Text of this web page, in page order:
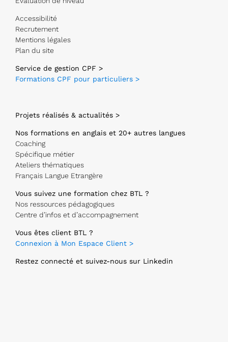
Accessibilité
Recrutement
Mentions légales
Plan du site
Service de gestion CPF >
Formations CPF pour particuliers >
Projets réalisés & actualités >
Nos formations en anglais et 20+ autres langues
Coaching
Spécifique métier
Ateliers thématiques
Français Langue Etrangère
Vous suivez une formation chez BTL ?
Nos ressources pédagogiques
Centre d’infos et d’accompagnement
Vous êtes client BTL ?
Connexion à Mon Espace Client >
Restez connecté et suivez-nous sur Linkedin